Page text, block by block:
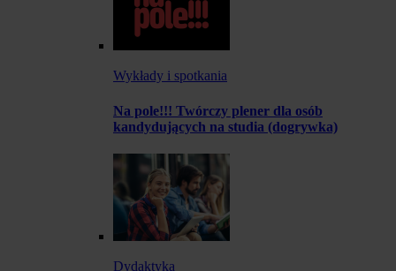
Wykłady i spotkania
Na pole!!! Twórczy plener dla osób
kandydujących na studia (dogrywka)
Dydaktyka